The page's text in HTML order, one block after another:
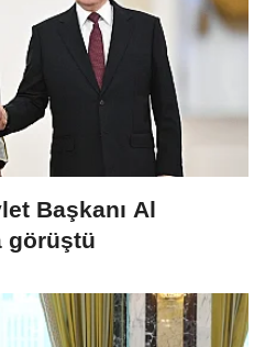
Başkanı Al
görüştü